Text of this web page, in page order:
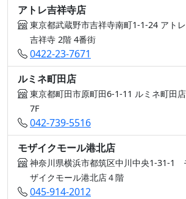
アトレ吉祥寺店
東京都武蔵野市吉祥寺南町1-1-24 アトレ
吉祥寺 2階 4番街
0422-23-7671
ルミネ町田店
東京都町田市原町田6-1-11 ルミネ町田店
7F
042-739-5516
モザイクモール港北店
神奈川県横浜市都筑区中川中央1-31-1
ザイクモール港北店４階
045-914-2012